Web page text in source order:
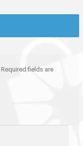
Required fields are